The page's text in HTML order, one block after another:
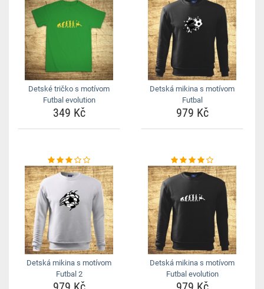
Detské tričko s motívom
Futbal evolution
349 Kč
Detská mikina s motívom
Futbal
979 Kč
Detská mikina s motívom
Futbal 2
Detská mikina s motívom
Futbal evolution